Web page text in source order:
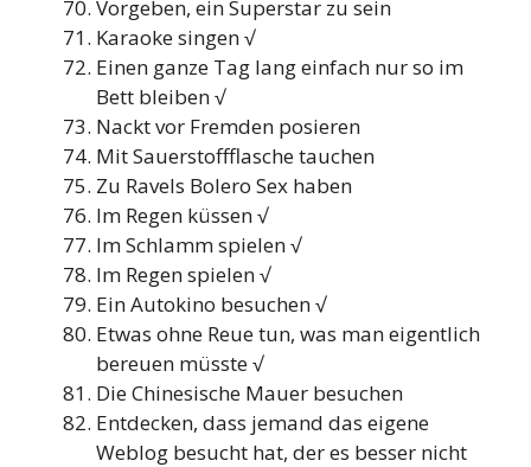
Vorgeben, ein Superstar zu sein
Karaoke singen √
Einen ganze Tag lang einfach nur so im
Bett bleiben √
Nackt vor Fremden posieren
Mit Sauerstoffflasche tauchen
Zu Ravels Bolero Sex haben
Im Regen küssen √
Im Schlamm spielen √
Im Regen spielen √
Ein Autokino besuchen √
Etwas ohne Reue tun, was man eigentlich
bereuen müsste √
Die Chinesische Mauer besuchen
Entdecken, dass jemand das eigene
Weblog besucht hat, der es besser nicht